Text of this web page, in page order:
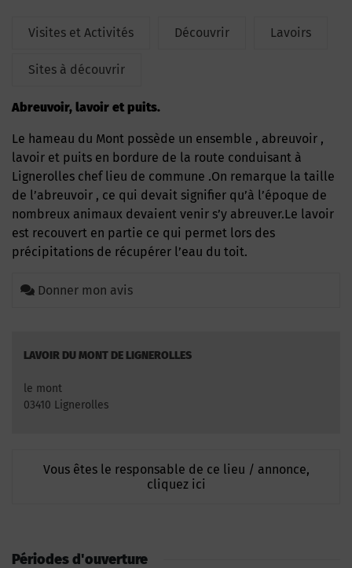
Visites et Activités Découvrir Lavoirs
Sites à découvrir
Abreuvoir, lavoir et puits.
Le hameau du Mont possède un ensemble , abreuvoir ,
lavoir et puits en bordure de la route conduisant à
Lignerolles chef lieu de commune .On remarque la taille
de l’abreuvoir , ce qui devait signifier qu’à l’époque de
nombreux animaux devaient venir s’y abreuver.Le lavoir
est recouvert en partie ce qui permet lors des
précipitations de récupérer l’eau du toit.
Donner mon avis
LAVOIR DU MONT DE LIGNEROLLES
le mont
03410 Lignerolles
Vous êtes le responsable de ce lieu / annonce,
cliquez ici
Périodes d'ouverture